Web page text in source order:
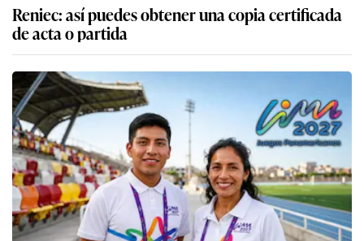
Reniec: así puedes obtener una copia certificada
de acta o partida